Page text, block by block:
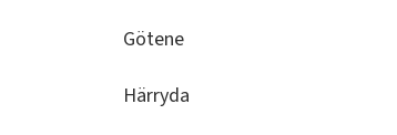
Götene
Härryda